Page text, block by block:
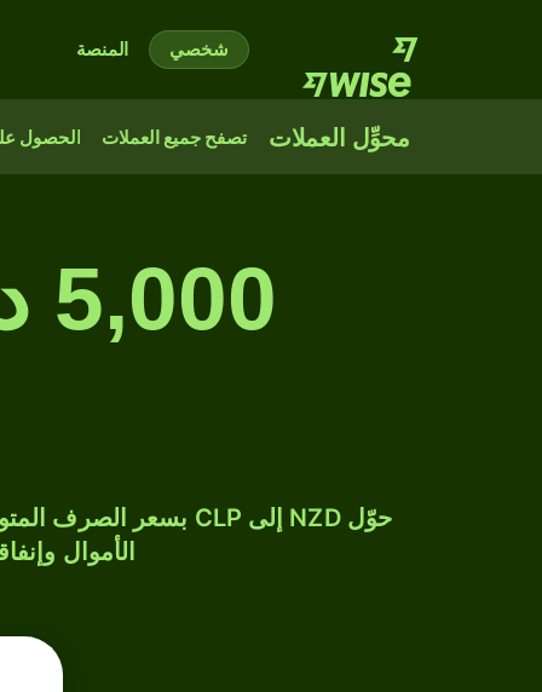
شخصي المنصة
محوِّل العملات تصفح جميع العملات الحصول
الأموال